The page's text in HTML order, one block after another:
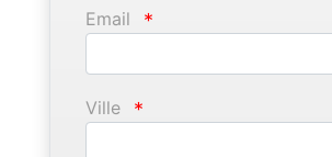
Email *
Ville *